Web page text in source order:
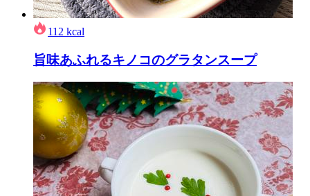
112 kcal
旨味あふれるキノコのグラタンスープ